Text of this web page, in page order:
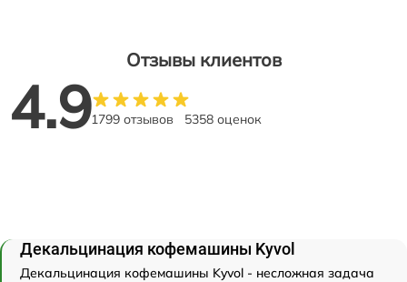
Отзывы клиентов
4.91799 отзывов 5358 оценок
Декальцинация кофемашины Kyvol
Декальцинация кофемашины Kyvol - несложная задача